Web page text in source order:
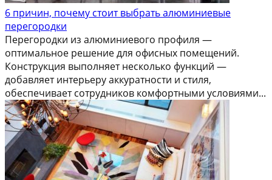
6 причин, почему стоит выбрать алюминиевые
перегородки
Перегородки из алюминиевого профиля —
оптимальное решение для офисных помещений.
Конструкция выполняет несколько функций —
добавляет интерьеру аккуратности и стиля,
обеспечивает сотрудников комфортными условиями...